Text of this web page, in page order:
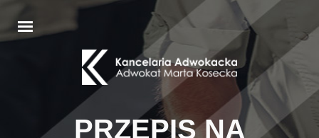
PRZEPIS NA